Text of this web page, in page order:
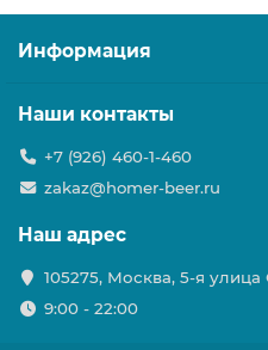
Информация
Наши контакты
+7 (926) 460-1-460
zakaz@homer-beer.ru
Наш адрес
105275, Москва, 5-я
9:00 - 22:00